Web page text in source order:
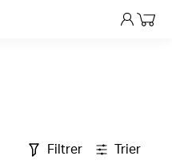
Mon
Filtrer Trier